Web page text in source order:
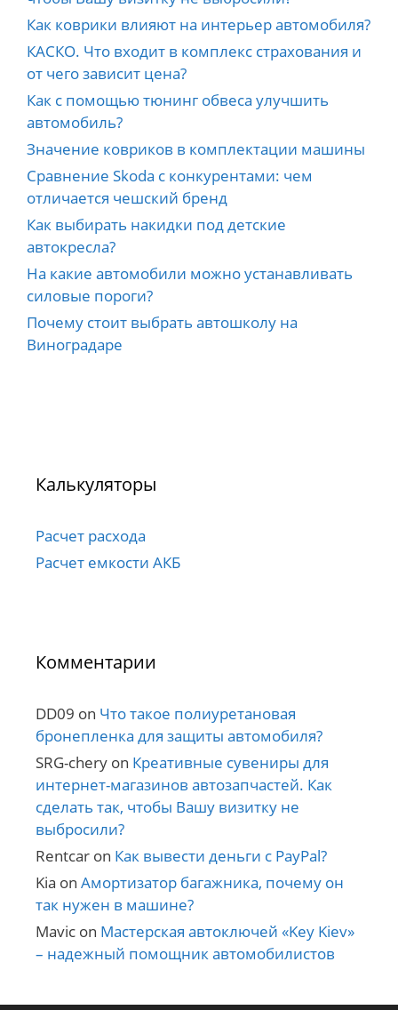
Как коврики влияют на интерьер автомобиля?
КАСКО. Что входит в комплекс страхования и
от чего зависит цена?
Как с помощью тюнинг обвеса улучшить
автомобиль?
Значение ковриков в комплектации машины
Сравнение Skoda с конкурентами: чем
отличается чешский бренд
Как выбирать накидки под детские
автокресла?
На какие автомобили можно устанавливать
силовые пороги?
Почему стоит выбрать автошколу на
Виноградаре
Калькуляторы
Расчет расхода
Расчет емкости АКБ
Комментарии
DD09 on Что такое полиуретановая
бронепленка для защиты автомобиля?
SRG-chery on Креативные сувениры для
интернет-магазинов автозапчастей. Как
сделать так, чтобы Вашу визитку не
выбросили?
Rentcar on Как вывести деньги с PayPal?
Kia on Амортизатор багажника, почему он
так нужен в машине?
Mavic on Мастерская автоключей «Key Kiev»
– надежный помощник автомобилистов